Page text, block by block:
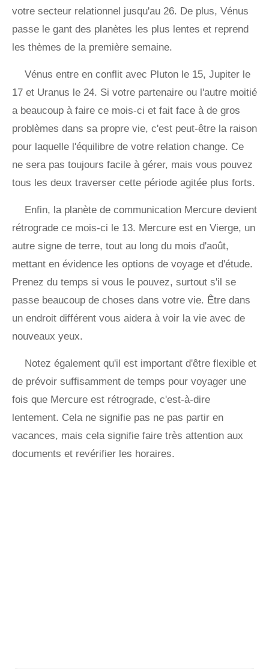
votre secteur relationnel jusqu'au 26. De plus, Vénus
passe le gant des planètes les plus lentes et reprend
les thèmes de la première semaine.
Vénus entre en conflit avec Pluton le 15, Jupiter le
17 et Uranus le 24. Si votre partenaire ou l'autre moitié
a beaucoup à faire ce mois-ci et fait face à de gros
problèmes dans sa propre vie, c'est peut-être la raison
pour laquelle l'équilibre de votre relation change. Ce
ne sera pas toujours facile à gérer, mais vous pouvez
tous les deux traverser cette période agitée plus forts.
Enfin, la planète de communication Mercure devient
rétrograde ce mois-ci le 13. Mercure est en Vierge, un
autre signe de terre, tout au long du mois d'août,
mettant en évidence les options de voyage et d'étude.
Prenez du temps si vous le pouvez, surtout s'il se
passe beaucoup de choses dans votre vie. Être dans
un endroit différent vous aidera à voir la vie avec de
nouveaux yeux.
Notez également qu'il est important d'être flexible et
de prévoir suffisamment de temps pour voyager une
fois que Mercure est rétrograde, c'est-à-dire
lentement. Cela ne signifie pas ne pas partir en
vacances, mais cela signifie faire très attention aux
documents et revérifier les horaires.